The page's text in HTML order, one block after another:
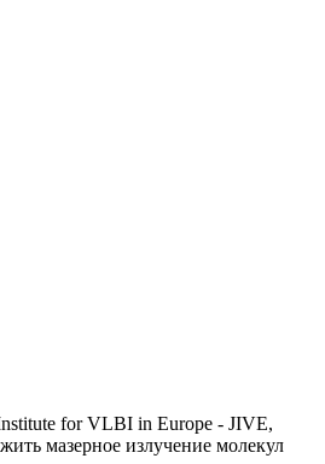
for VLBI in Europe - JIVE,
мазерное излучение молекул